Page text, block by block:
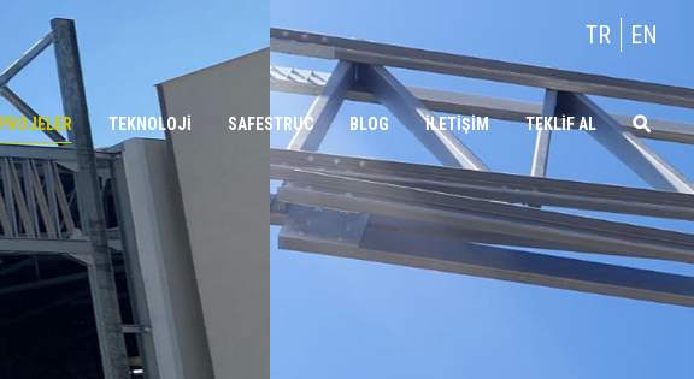
TR EN
PROJELER TEKNOLOJİ SAFESTRUC BLOG İLETİŞİM TEKLİF AL